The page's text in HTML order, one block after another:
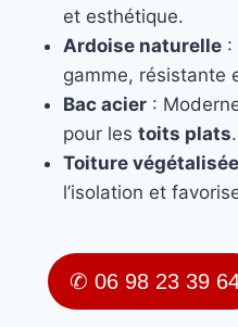
et esthétique.
Ardoise naturelle :
gamme, résistante
Bac acier :
pour les toits plats.
Toiture végétalisée
l’isolation et
✆ 06 98 23 39